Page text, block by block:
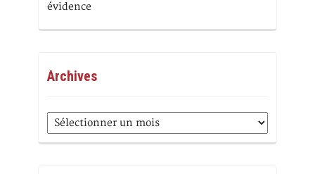
évidence
Archives
Archives